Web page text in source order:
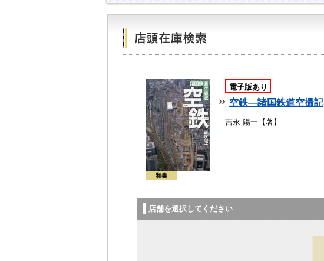
和書
電子版あり
空鉄―諸国鉄道空撮記
吉永 陽一【著】
店舗を選択してください